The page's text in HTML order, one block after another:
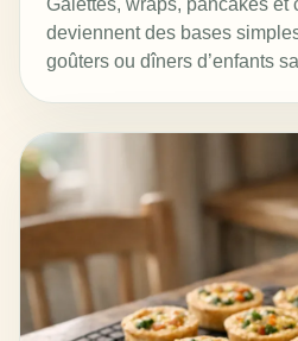
Galettes, wraps, pancakes et
deviennent des bases
goûters ou dîners d’enfants